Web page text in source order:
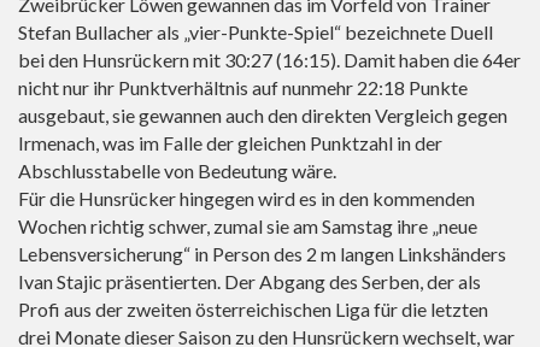
Zweibrücker Löwen gewannen das im Vorfeld von Trainer
Stefan Bullacher als „vier-Punkte-Spiel“ bezeichnete Duell
bei den Hunsrückern mit 30:27 (16:15). Damit haben die 64er
nicht nur ihr Punktverhältnis auf nunmehr 22:18 Punkte
ausgebaut, sie gewannen auch den direkten Vergleich gegen
Irmenach, was im Falle der gleichen Punktzahl in der
Abschlusstabelle von Bedeutung wäre.
Für die Hunsrücker hingegen wird es in den kommenden
Wochen richtig schwer, zumal sie am Samstag ihre „neue
Lebensversicherung“ in Person des 2 m langen Linkshänders
Ivan Stajic präsentierten. Der Abgang des Serben, der als
Profi aus der zweiten österreichischen Liga für die letzten
drei Monate dieser Saison zu den Hunsrückern wechselt, war